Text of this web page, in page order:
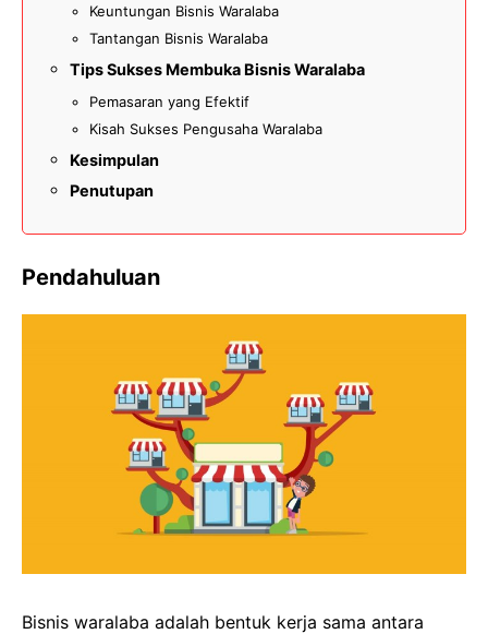
Keuntungan Bisnis Waralaba
Tantangan Bisnis Waralaba
Tips Sukses Membuka Bisnis Waralaba
Pemasaran yang Efektif
Kisah Sukses Pengusaha Waralaba
Kesimpulan
Penutupan
Pendahuluan
Bisnis waralaba adalah bentuk kerja sama antara